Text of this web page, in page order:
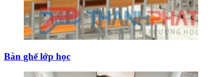
Bàn ghế lớp học